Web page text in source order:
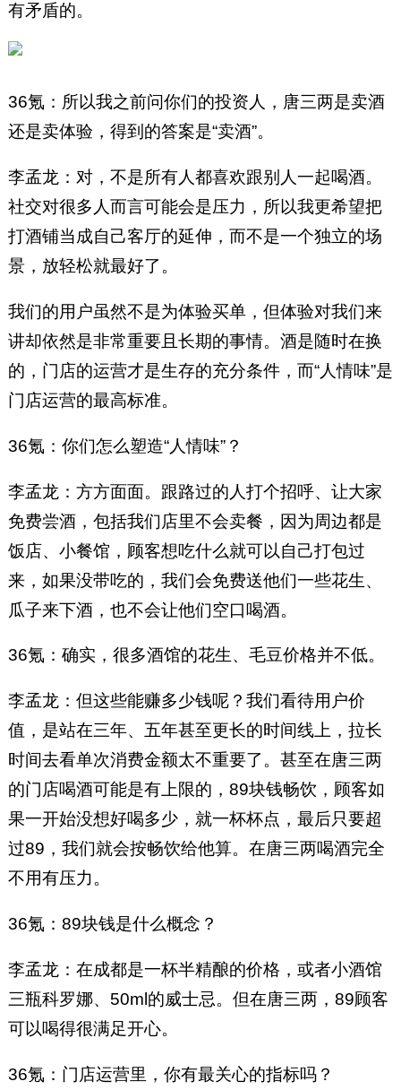
有矛盾的。
36氪：所以我之前问你们的投资人，唐三两是卖酒
还是卖体验，得到的答案是“卖酒”。
李孟龙：对，不是所有人都喜欢跟别人一起喝酒。
社交对很多人而言可能会是压力，所以我更希望把
打酒铺当成自己客厅的延伸，而不是一个独立的场
景，放轻松就最好了。
我们的用户虽然不是为体验买单，但体验对我们来
讲却依然是非常重要且长期的事情。酒是随时在换
的，门店的运营才是生存的充分条件，而“人情味”是
门店运营的最高标准。
36氪：你们怎么塑造“人情味”？
李孟龙：方方面面。跟路过的人打个招呼、让大家
免费尝酒，包括我们店里不会卖餐，因为周边都是
饭店、小餐馆，顾客想吃什么就可以自己打包过
来，如果没带吃的，我们会免费送他们一些花生、
瓜子来下酒，也不会让他们空口喝酒。
36氪：确实，很多酒馆的花生、毛豆价格并不低。
李孟龙：但这些能赚多少钱呢？我们看待用户价
值，是站在三年、五年甚至更长的时间线上，拉长
时间去看单次消费金额太不重要了。甚至在唐三两
的门店喝酒可能是有上限的，89块钱畅饮，顾客如
果一开始没想好喝多少，就一杯杯点，最后只要超
过89，我们就会按畅饮给他算。在唐三两喝酒完全
不用有压力。
36氪：89块钱是什么概念？
李孟龙：在成都是一杯半精酿的价格，或者小酒馆
三瓶科罗娜、50ml的威士忌。但在唐三两，89顾客
可以喝得很满足开心。
36氪：门店运营里，你有最关心的指标吗？